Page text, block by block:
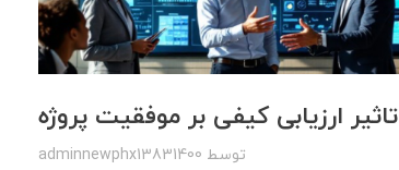
تاثیر ارزیابی کیفی بر موفقیت پروژه
توسط adminnewphx13831400